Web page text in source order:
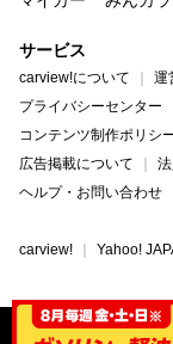
サービス
carview!について 運
プライバシーセンター
コンテンツ制作ポリシ
広告掲載について
ヘルプ・お問い合わせ
carview! Yahoo!